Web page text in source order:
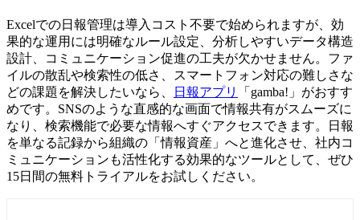
Excelでの日報管理は導入コスト不要で始められますが、効
果的な運用には明確なルール設定、分析しやすいデータ構造
設計、コミュニケーション促進の工夫が欠かせません。ファ
イルの散乱や検索性の低さ、スマートフォン対応の難しさな
どの課題を解決したいなら、
日報アプリ
「gamba!」がおすす
めです。SNSのような直感的な画面で情報共有がスムーズに
なり、検索機能で必要な情報へすぐアクセスできます。日報
を単なる記録から組織の「情報資産」へと進化させ、社内コ
ミュニケーションも活性化する効果的なツールとして、ぜひ
15日間の無料トライアルをお試しください。